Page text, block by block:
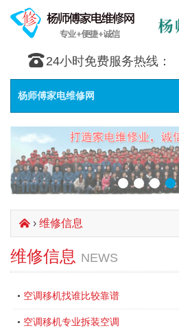
󰇯 24小时免费服务热线：
杨师傅家电维修网
󰄫 › 维修信息
维修信息 NEWS
• 空调移机找谁比较靠谱
• 空调移机专业拆装空调